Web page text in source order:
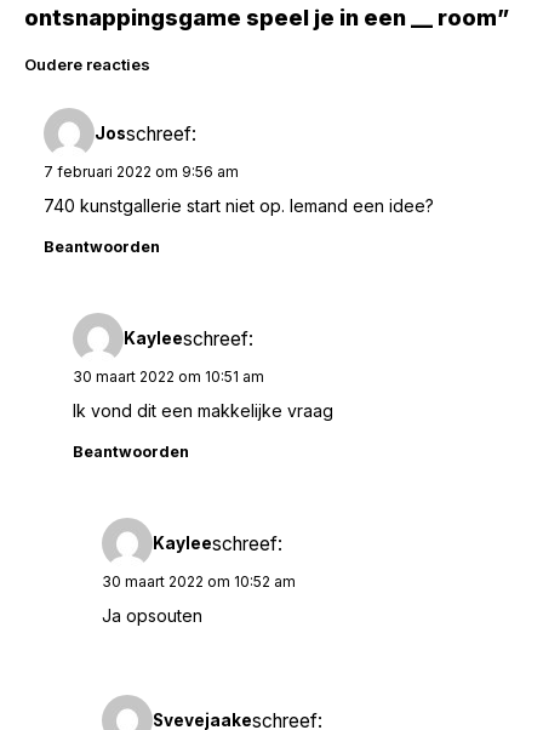
ontsnappingsgame speel je in een __ room”
Reacties
navigatie
Oudere reacties
Josschreef:
7 februari 2022 om 9:56 am
740 kunstgallerie start niet op. Iemand een idee?
Beantwoorden
Kayleeschreef:
30 maart 2022 om 10:51 am
Ik vond dit een makkelijke vraag
Beantwoorden
Kayleeschreef:
30 maart 2022 om 10:52 am
Ja opsouten
Svevejaakeschreef: